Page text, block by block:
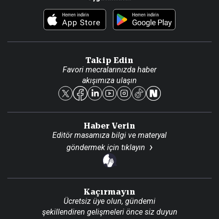
Foto Haber
Künye
Reklam Ver
Takip Edin
Favori mecralarınızda haber
akışımıza ulaşın
Haber Verin
Editör masamıza bilgi ve materyal
göndermek için tıklayın
Kaçırmayın
Ücretsiz üye olun, gündemi
şekillendiren gelişmeleri önce siz duyun